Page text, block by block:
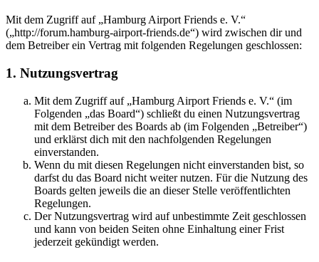
Mit dem Zugriff auf „Hamburg Airport Friends e. V.“
(„http://forum.hamburg-airport-friends.de“) wird zwischen dir und
dem Betreiber ein Vertrag mit folgenden Regelungen geschlossen:
1. Nutzungsvertrag
Mit dem Zugriff auf „Hamburg Airport Friends e. V.“ (im
Folgenden „das Board“) schließt du einen Nutzungsvertrag
mit dem Betreiber des Boards ab (im Folgenden „Betreiber“)
und erklärst dich mit den nachfolgenden Regelungen
einverstanden.
Wenn du mit diesen Regelungen nicht einverstanden bist, so
darfst du das Board nicht weiter nutzen. Für die Nutzung des
Boards gelten jeweils die an dieser Stelle veröffentlichten
Regelungen.
Der Nutzungsvertrag wird auf unbestimmte Zeit geschlossen
und kann von beiden Seiten ohne Einhaltung einer Frist
jederzeit gekündigt werden.